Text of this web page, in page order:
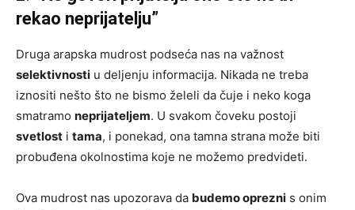
rekao neprijatelju”
Druga arapska mudrost podseća nas na važnost
selektivnosti u deljenju informacija. Nikada ne treba
iznositi nešto što ne bismo želeli da čuje i neko koga
smatramo neprijateljem. U svakom čoveku postoji
svetlost i tama, i ponekad, ona tamna strana može biti
probuđena okolnostima koje ne možemo predvideti.
Ova mudrost nas upozorava da budemo oprezni s onim